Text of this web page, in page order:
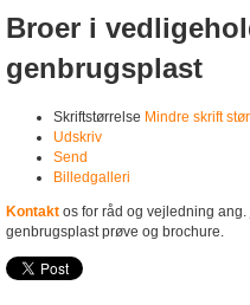
Broer i
genbrugsplast
Skriftstørrelse Mindre skrift
Udskriv
Send
Billedgalleri
Kontakt os for råd og vejledning
genbrugsplast prøve og brochure.